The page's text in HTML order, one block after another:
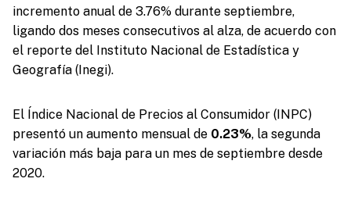
incremento anual de 3.76% durante septiembre,
ligando dos meses consecutivos al alza, de acuerdo con
el reporte del Instituto Nacional de Estadística y
Geografía (Inegi).
El Índice Nacional de Precios al Consumidor (INPC)
presentó un aumento mensual de 0.23%, la segunda
variación más baja para un mes de septiembre desde
2020.